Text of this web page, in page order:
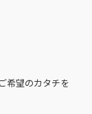
希望のカタチを